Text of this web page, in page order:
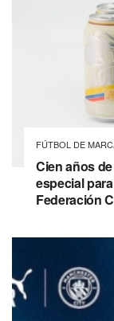
FÚTBOL DE
Cien años
especial
Federación